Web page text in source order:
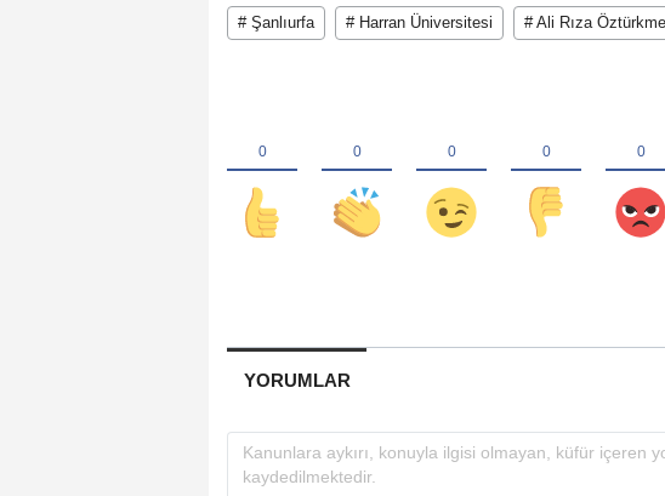
# Şanlıurfa # Harran Üniversitesi # Ali Rıza
YORUMLAR